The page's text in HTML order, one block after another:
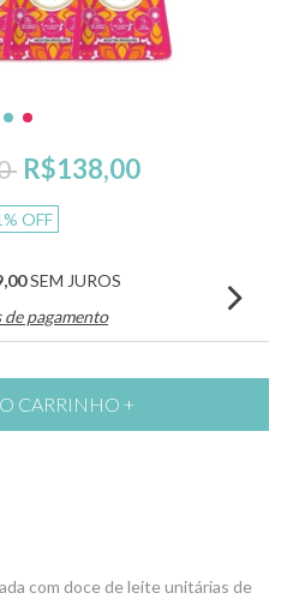
R$138,00
% OFF
SEM JUROS
de pagamento
com doce de leite unitárias de